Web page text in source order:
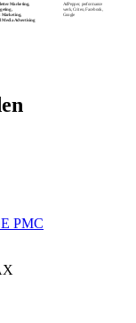
Marketing,
Marketing,
Media Advertising
AdPepper, performance
werk, Criteo, Facebook,
Google